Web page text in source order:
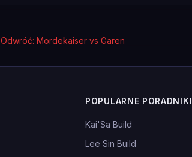
Odwróć: Mordekaiser vs Garen
POPULARNE PORADNIKI
Kai'Sa Build
Lee Sin Build